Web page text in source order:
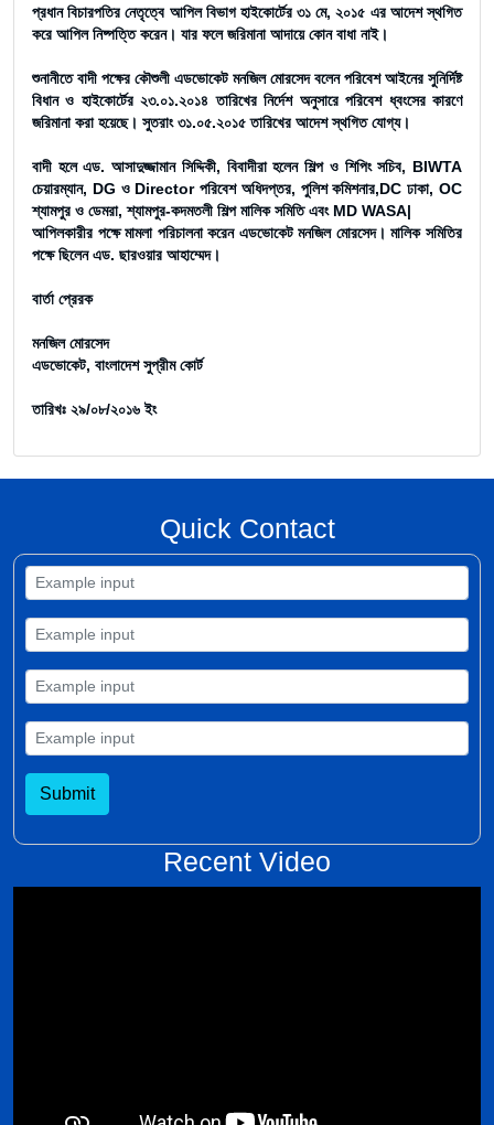
প্রধান বিচারপতির নেতৃত্বে আপিল বিভাগ হাইকোর্টের ৩১ মে, ২০১৫ এর আদেশ স্থগিত
করে আপিল নিষ্পত্তি করেন। যার ফলে জরিমানা আদায়ে কোন বাধা নাই।
শুনানীতে বাদী পক্ষের কৌশুলী এডভোকেট মনজিল মোরসেদ বলেন পরিবেশ আইনের সুনির্দিষ্ট
বিধান ও হাইকোর্টের ২৩.০১.২০১৪ তারিখের নির্দেশ অনুসারে পরিবেশ ধ্বংসের কারণে
জরিমানা করা হয়েছে। সুতরাং ৩১.০৫.২০১৫ তারিখের আদেশ স্থগিত যোগ্য।
বাদী হলে এড. আসাদুজ্জামান সিদ্দিকী, বিবাদীরা হলেন শিল্প ও শিপিং সচিব, BIWTA
চেয়ারম্যান, DG ও Director পরিবেশ অধিদপ্তর, পুলিশ কমিশনার,DC ঢাকা, OC
শ্যামপুর ও ডেমরা, শ্যামপুর-কদমতলী শিল্প মালিক সমিতি এবং MD WASA|
আপিলকারীর পক্ষে মামলা পরিচালনা করেন এডভোকেট মনজিল মোরসেদ। মালিক সমিতির
পক্ষে ছিলেন এড. ছারওয়ার আহাম্মেদ।
বার্তা প্রেরক
মনজিল মোরসেদ
এডভোকেট, বাংলাদেশ সুপ্রীম কোর্ট
তারিখঃ ২৯/০৮/২০১৬ ইং
Quick Contact
Submit
Recent Video